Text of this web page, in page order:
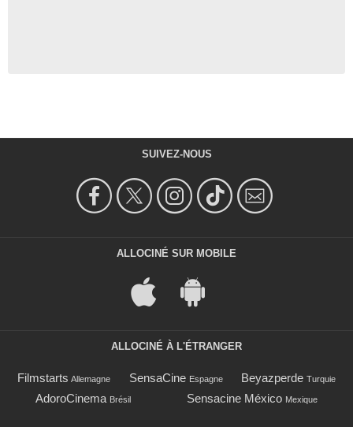
SUIVEZ-NOUS
ALLOCINÉ SUR MOBILE
ALLOCINÉ À L'ÉTRANGER
Filmstarts Allemagne SensaCine Espagne Beyazperde Turquie
AdoroCinema Brésil Sensacine México Mexique